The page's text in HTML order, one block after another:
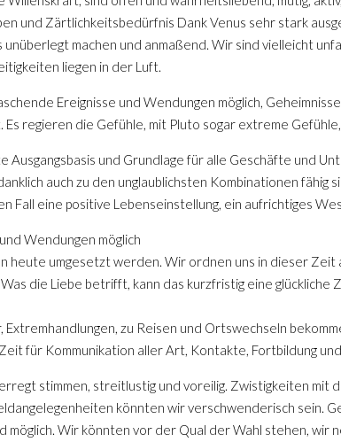
und Zärtlichkeitsbedürfnis Dank Venus sehr stark
unüberlegt machen und anmaßend. Wir sind vielleicht
liegen in der Luft.
Ereignisse und Wendungen möglich,
regieren die Gefühle, mit Pluto sogar extreme
Ausgangsbasis und Grundlage für alle Geschäfte und
auch zu den unglaublichsten Kombinationen fähig
Fall eine positive Lebenseinstellung, ein aufrichtiges
Wendungen möglich
heute umgesetzt werden. Wir ordnen uns in dieser
die Liebe betrifft, kann das kurzfristig eine glückliche
zu Reisen und Ortswechseln
für Kommunikation aller Art, Kontakte, Fortbildung
stimmen, streitlustig und voreilig. Zwistigkeiten mit
könnten wir verschwenderisch sein.
möglich. Wir könnten vor der Qual der Wahl stehen, wir